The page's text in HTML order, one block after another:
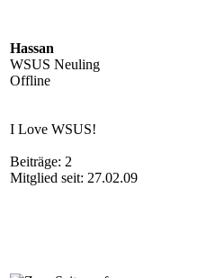
Hassan
WSUS Neuling
Offline
I Love WSUS!
Beiträge: 2
Mitglied seit: 27.02.09